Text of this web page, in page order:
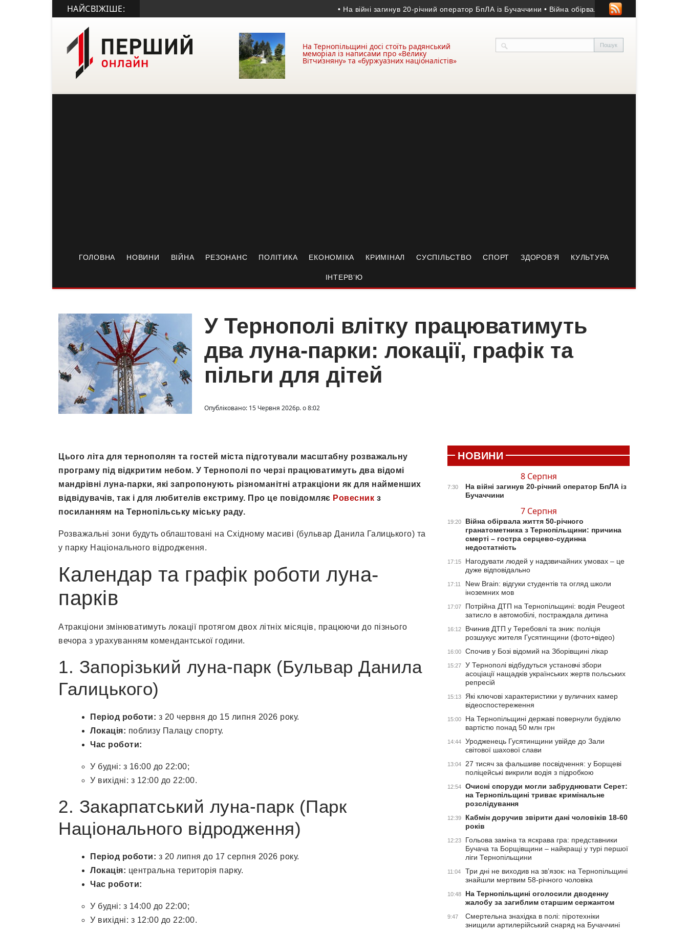
НАЙСВІЖІШЕ: • На війні загинув 20-річний оператор БпЛА із Бучаччини • Війна обірвала життя 50-річного
На Тернопільщині досі стоїть радянський
меморіал із написами про «Велику
Вітчизняну» та «буржуазних націоналістів»
ГОЛОВНА НОВИНИ ВІЙНА РЕЗОНАНС ПОЛІТИКА ЕКОНОМІКА КРИМІНАЛ СУСПІЛЬСТВО СПОРТ ЗДОРОВ’Я КУЛЬТУРА
ІНТЕРВ’Ю
У Тернополі влітку працюватимуть
два луна-парки: локації, графік та
пільги для дітей
Опубліковано: 15 Червня 2026р. о 8:02
Цього літа для тернополян та гостей міста підготували масштабну розважальну
програму під відкритим небом. У Тернополі по черзі працюватимуть два відомі
мандрівні луна-парки, які запропонують різноманітні атракціони як для найменших
відвідувачів, так і для любителів екстриму. Про це повідомляє Ровесник з
посиланням на Тернопільську міську раду.
Розважальні зони будуть облаштовані на Східному масиві (бульвар Данила Галицького) та
у парку Національного відродження.
Календар та графік роботи луна-
парків
Атракціони змінюватимуть локації протягом двох літніх місяців, працюючи до пізнього
вечора з урахуванням комендантської години.
1. Запорізький луна-парк (Бульвар Данила
Галицького)
Період роботи: з 20 червня до 15 липня 2026 року.
Локація: поблизу Палацу спорту.
Час роботи:
У будні: з 16:00 до 22:00;
У вихідні: з 12:00 до 22:00.
2. Закарпатський луна-парк (Парк
Національного відродження)
Період роботи: з 20 липня до 17 серпня 2026 року.
Локація: центральна територія парку.
Час роботи:
У будні: з 14:00 до 22:00;
У вихідні: з 12:00 до 22:00.
НОВИНИ
8 Серпня
7:30
На війні загинув 20-річний оператор БпЛА із
Бучаччини
7 Серпня
19:20
Війна обірвала життя 50-річного
гранатометника з Тернопільщини: причина
смерті – гостра серцево-судинна
недостатність
17:15
Нагодувати людей у надзвичайних умовах – це
дуже відповідально
17:11
New Brain: відгуки студентів та огляд школи
іноземних мов
17:07
Потрійна ДТП на Тернопільщині: водія Peugeot
затисло в автомобілі, постраждала дитина
16:12
Вчинив ДТП у Теребовлі та зник: поліція
розшукує жителя Гусятинщини (фото+відео)
16:00 Спочив у Бозі відомий на Зборівщині лікар
15:27
У Тернополі відбудуться установчі збори
асоціації нащадків українських жертв польських
репресій
15:13
Які ключові характеристики у вуличних камер
відеоспостереження
15:00
На Тернопільщині державі повернули будівлю
вартістю понад 50 млн грн
14:44
Уродженець Гусятинщини увійде до Зали
світової шахової слави
13:04
27 тисяч за фальшиве посвідчення: у Борщеві
поліцейські викрили водія з підробкою
12:54
Очисні споруди могли забруднювати Серет:
на Тернопільщині триває кримінальне
розслідування
12:39
Кабмін доручив звірити дані чоловіків 18-60
років
12:23
Гольова заміна та яскрава гра: представники
Бучача та Борщівщини – найкращі у турі першої
ліги Тернопільщини
11:04
Три дні не виходив на зв’язок: на Тернопільщині
знайшли мертвим 58-річного чоловіка
10:48
На Тернопільщині оголосили дводенну
жалобу за загиблим старшим сержантом
9:47
Смертельна знахідка в полі: піротехніки
знищили артилерійський снаряд на Бучаччині